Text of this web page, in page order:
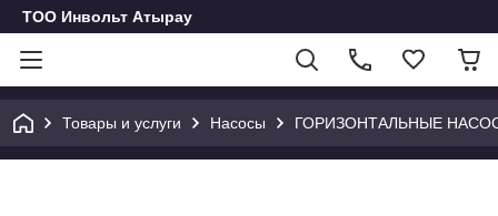
ТОО Инвольт Атырау
Товары и услуги Насосы ГОРИЗОНТАЛЬНЫЕ